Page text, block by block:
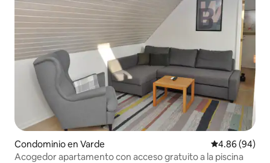
Condominio en Varde Calificación
4.86 (94)
Acogedor apartamento con acceso gratuito a la piscina